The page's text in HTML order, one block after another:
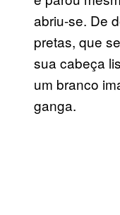
abriu-se. De
pretas, que
sua cabeça
um branco
ganga.